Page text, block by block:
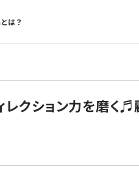
は？
クション力を磨く♬